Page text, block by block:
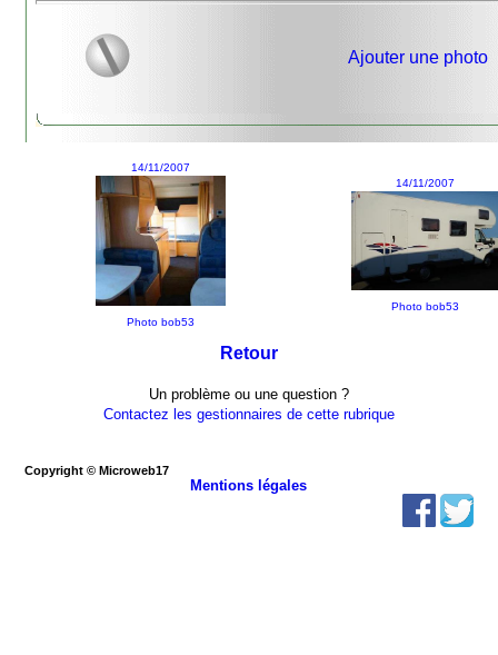
Ajouter une photo
14/11/2007
Photo bob53
14/11/2007
Photo bob53
Retour
Un problème ou une question ?
Contactez les gestionnaires de cette rubrique
Copyright © Microweb17
Mentions légales